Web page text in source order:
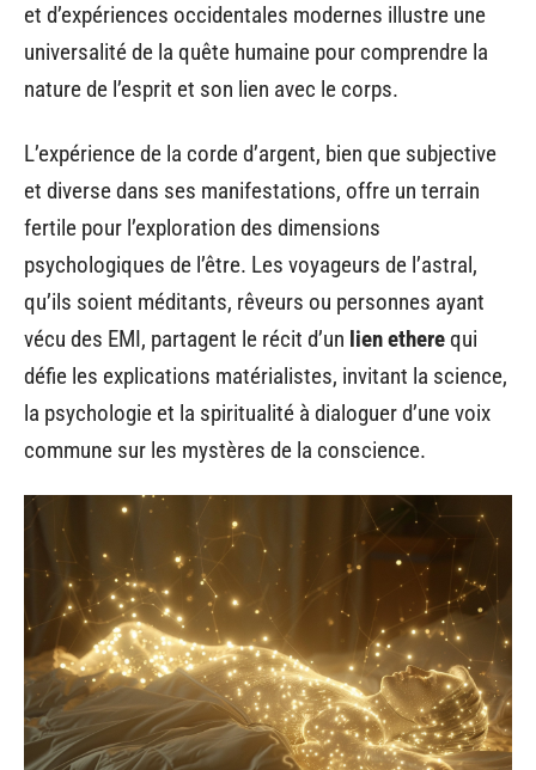
et d’expériences occidentales modernes illustre une
universalité de la quête humaine pour comprendre la
nature de l’esprit et son lien avec le corps.
L’expérience de la corde d’argent, bien que subjective
et diverse dans ses manifestations, offre un terrain
fertile pour l’exploration des dimensions
psychologiques de l’être. Les voyageurs de l’astral,
qu’ils soient méditants, rêveurs ou personnes ayant
vécu des EMI, partagent le récit d’un lien etherequi
défie les explications matérialistes, invitant la science,
la psychologie et la spiritualité à dialoguer d’une voix
commune sur les mystères de la conscience.